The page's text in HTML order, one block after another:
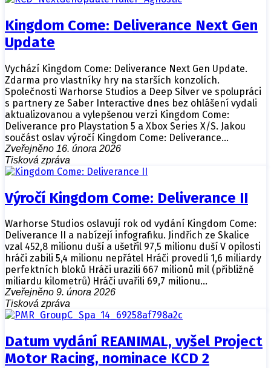
Kingdom Come: Deliverance Next Gen
Update
Vychází Kingdom Come: Deliverance Next Gen Update.
Zdarma pro vlastníky hry na starších konzolích.
Společnosti Warhorse Studios a Deep Silver ve spolupráci
s partnery ze Saber Interactive dnes bez ohlášení vydali
aktualizovanou a vylepšenou verzi Kingdom Come:
Deliverance pro Playstation 5 a Xbox Series X/S. Jakou
součást oslav výročí Kingdom Come: Deliverance…
Zveřejněno 16. února 2026
Tisková zpráva
Výročí Kingdom Come: Deliverance II
Warhorse Studios oslavují rok od vydání Kingdom Come:
Deliverance II a nabízejí infografiku. Jindřich ze Skalice
vzal 452,8 milionu duší a ušetřil 97,5 milionu duší V opilosti
hráči zabili 5,4 milionu nepřátel Hráči provedli 1,6 miliardy
perfektních bloků Hráči urazili 667 milionů mil (přibližně
miliardu kilometrů) Hráči uvařili 69,7 milionu…
Zveřejněno 9. února 2026
Tisková zpráva
Datum vydání REANIMAL, vyšel Project
Motor Racing, nominace KCD 2